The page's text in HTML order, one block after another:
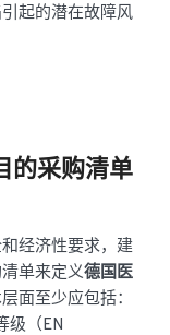
起的潜在故障风
的采购清单
经济性要求，建
单来定义德国医
面至少应包括：
级（EN